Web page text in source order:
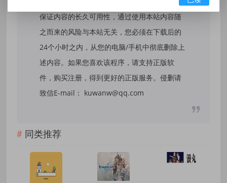
保证内容的长久可用性，通过使用本站内容随
之而来的风险与本站无关，您必须在下载后的
24个小时之内，从您的电脑/手机中彻底删除上
述内容。如果您喜欢该程序，请支持正版软
件，购买注册，得到更好的正版服务。侵删请
致信E-mail： kuwanw@qq.com
同类推荐